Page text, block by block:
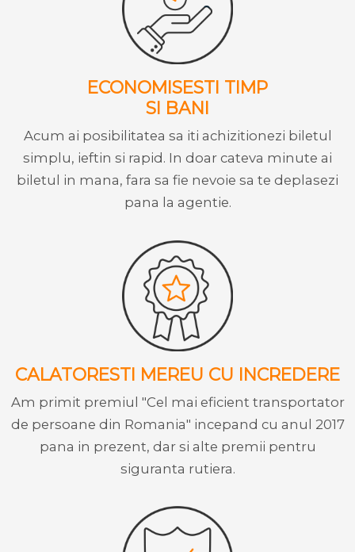
ECONOMISESTI TIMP
SI BANI
Acum ai posibilitatea sa iti achizitionezi biletul
simplu, ieftin si rapid. In doar cateva minute ai
biletul in mana, fara sa fie nevoie sa te deplasezi
pana la agentie.
CALATORESTI MEREU CU INCREDERE
Am primit premiul "Cel mai eficient transportator
de persoane din Romania" incepand cu anul 2017
pana in prezent, dar si alte premii pentru
siguranta rutiera.